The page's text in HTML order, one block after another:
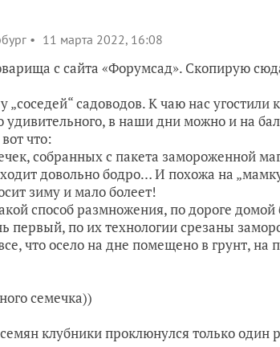
11 марта 2022, 16:08
с сайта «Форумсад». Скопирую
садоводов. К чаю нас угостили
в наши дни можно и на
что:
собранных с пакета замороженной
довольно бодро… И похожа на
зиму и мало болеет!
способ размножения, по дороге
первый, по их технологии срезаны
что осело на дне помещено в грунт,
семечка))
клубники проклюнулся только один